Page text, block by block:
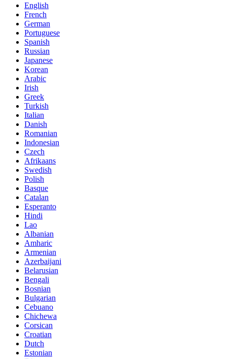
English
French
German
Portuguese
Spanish
Russian
Japanese
Korean
Arabic
Irish
Greek
Turkish
Italian
Danish
Romanian
Indonesian
Czech
Afrikaans
Swedish
Polish
Basque
Catalan
Esperanto
Hindi
Lao
Albanian
Amharic
Armenian
Azerbaijani
Belarusian
Bengali
Bosnian
Bulgarian
Cebuano
Chichewa
Corsican
Croatian
Dutch
Estonian